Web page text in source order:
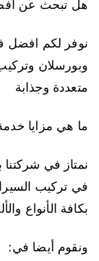
هل تبحث عن
نوفر لكم افضل
وبورسلان
متعددة وجذابة
ما هي مزايا
نمتاز في
في تركيب
بكافة الأنواع
ونقوم أيضا في: